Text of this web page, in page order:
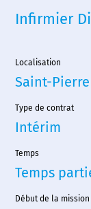
Infirmier
Localisation
Saint-Pierre
Type de contrat
Intérim
Temps
Temps
Début de la mission